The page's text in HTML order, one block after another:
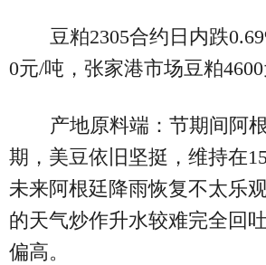
豆粕2305合约日内跌
0元/吨，张家港市场豆粕4600
产地原料端：节期间阿
期，美豆依旧坚挺，维持在
未来阿根廷降雨恢复不太乐
的天气炒作升水较难完全回
偏高。